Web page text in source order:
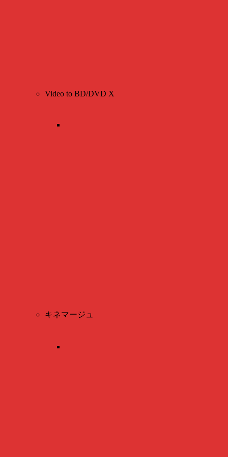
Video to BD/DVD X
キネマージュ